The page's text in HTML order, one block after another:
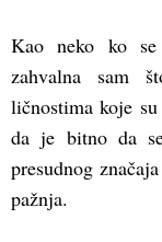
Kao neko ko
zahvalna sam
ličnostima koje
da je bitno da
presudnog
pažnja.